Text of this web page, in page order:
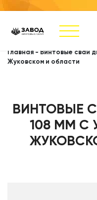
Главная - Винтовые сваи
Жуковском и области
ВИНТОВЫЕ
108 ММ С